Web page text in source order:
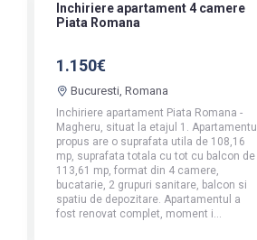
Inchiriere apartament 4 camere
Piata Romana
1.150€
Bucuresti, Romana
Inchiriere apartament Piata Romana -
Magheru, situat la etajul 1. Apartamentul
propus are o suprafata utila de 108,16
mp, suprafata totala cu tot cu balcon de
113,61 mp, format din 4 camere,
bucatarie, 2 grupuri sanitare, balcon si
spatiu de depozitare. Apartamentul a
fost renovat complet, moment i...